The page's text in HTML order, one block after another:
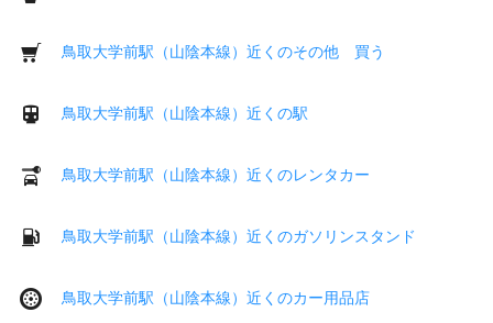
鳥取大学前駅（山陰本線）近くのその他 買う
鳥取大学前駅（山陰本線）近くの駅
鳥取大学前駅（山陰本線）近くのレンタカー
鳥取大学前駅（山陰本線）近くのガソリンスタンド
鳥取大学前駅（山陰本線）近くのカー用品店